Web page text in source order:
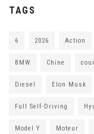
TAGS
6 2026 Action
BMW Chine
Diesel Elon Musk
Full Self-Driving
Model Y Moteur